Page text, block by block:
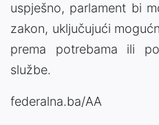
uspješno, parlament bi
zakon, uključujući
prema potrebama ili
službe.
federalna.ba/AA